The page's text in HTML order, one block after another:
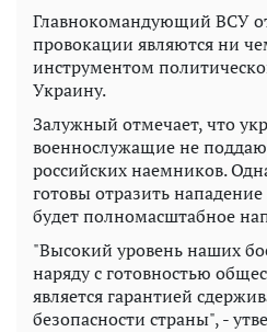
Главнокомандующий ВСУ
провокации являются ни
инструментом
Украину.
Залужный отмечает, что
военнослужащие не
российских наемников.
готовы отразить
будет полномасштабное
"Высокий уровень наших
наряду с готовностью
является гарантией
безопасности страны", -